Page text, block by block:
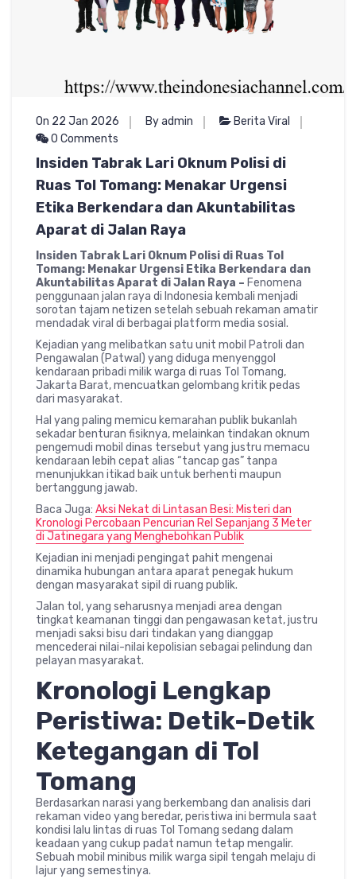
On 22 Jan 2026 By admin
Berita Viral
0 Comments
Insiden Tabrak Lari Oknum Polisi di
Ruas Tol Tomang: Menakar Urgensi
Etika Berkendara dan Akuntabilitas
Aparat di Jalan Raya
Insiden Tabrak Lari Oknum Polisi di Ruas Tol
Tomang: Menakar Urgensi Etika Berkendara dan
Akuntabilitas Aparat di Jalan Raya – Fenomena
penggunaan jalan raya di Indonesia kembali menjadi
sorotan tajam netizen setelah sebuah rekaman amatir
mendadak viral di berbagai platform media sosial.
Kejadian yang melibatkan satu unit mobil Patroli dan
Pengawalan (Patwal) yang diduga menyenggol
kendaraan pribadi milik warga di ruas Tol Tomang,
Jakarta Barat, mencuatkan gelombang kritik pedas
dari masyarakat.
Hal yang paling memicu kemarahan publik bukanlah
sekadar benturan fisiknya, melainkan tindakan oknum
pengemudi mobil dinas tersebut yang justru memacu
kendaraan lebih cepat alias “tancap gas” tanpa
menunjukkan itikad baik untuk berhenti maupun
bertanggung jawab.
Baca Juga: Aksi Nekat di Lintasan Besi: Misteri dan
Kronologi Percobaan Pencurian Rel Sepanjang 3 Meter
di Jatinegara yang Menghebohkan Publik
Kejadian ini menjadi pengingat pahit mengenai
dinamika hubungan antara aparat penegak hukum
dengan masyarakat sipil di ruang publik.
Jalan tol, yang seharusnya menjadi area dengan
tingkat keamanan tinggi dan pengawasan ketat, justru
menjadi saksi bisu dari tindakan yang dianggap
mencederai nilai-nilai kepolisian sebagai pelindung dan
pelayan masyarakat.
Kronologi Lengkap
Peristiwa: Detik-Detik
Ketegangan di Tol
Tomang
Berdasarkan narasi yang berkembang dan analisis dari
rekaman video yang beredar, peristiwa ini bermula saat
kondisi lalu lintas di ruas Tol Tomang sedang dalam
keadaan yang cukup padat namun tetap mengalir.
Sebuah mobil minibus milik warga sipil tengah melaju di
lajur yang semestinya.